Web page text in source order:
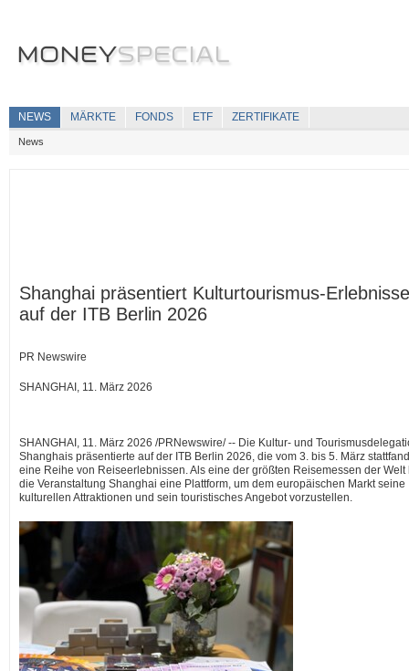
NEWS MÄRKTE FONDS ETF ZERTIFIKATE
News
Shanghai präsentiert Kulturtourismus-Erlebnisse
auf der ITB Berlin 2026
PR Newswire
SHANGHAI, 11. März 2026
SHANGHAI , 11. März 2026 /PRNewswire/ -- Die Kultur- und
Shanghais präsentierte auf der ITB Berlin 2026, die vom 3. bis 5. März
eine Reihe von Reiseerlebnissen. Als eine der größten Reisemessen der Welt
die Veranstaltung Shanghai eine Plattform, um dem europäischen Markt seine
kulturellen Attraktionen und sein touristisches Angebot vorzustellen.